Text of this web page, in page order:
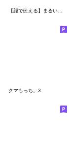
クマもっち。3